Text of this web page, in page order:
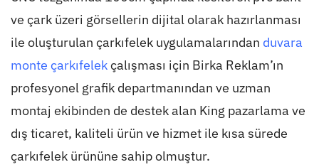
ve çark üzeri görsellerin dijital olarak hazırlanması
ile oluşturulan çarkıfelek uygulamalarından duvara
monte çarkıfelekçalışması için Birka Reklam’ın
profesyonel grafik departmanından ve uzman
montaj ekibinden de destek alan King pazarlama ve
dış ticaret, kaliteli ürün ve hizmet ile kısa sürede
çarkıfelek ürününe sahip olmuştur.